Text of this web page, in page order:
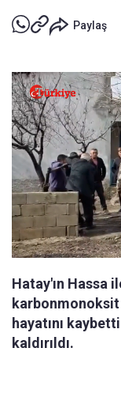
Paylaş
Hatay'ın Hassa
karbonmonoksit
hayatını
kaldırıldı.